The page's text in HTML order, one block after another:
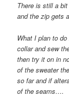
There is still a
and the zip gets
What I plan to
collar and sew
then try it on in
of the sweater
so far and if
of the seams….